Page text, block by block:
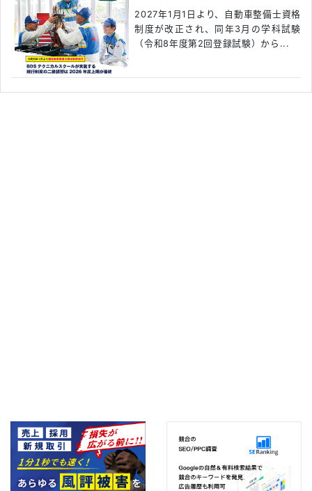
2027年1月1日より、自動車整備士資格
制度が改正され、同年3月の学科試験
（令和8年度第2回登録試験）から...